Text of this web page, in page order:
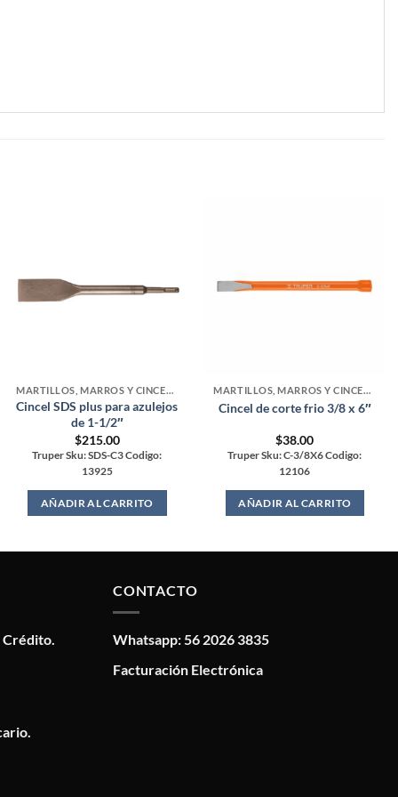
MARTILLOS, MARROS Y CINCELES
Cincel SDS plus para azulejos
de 1-1/2″
$215.00
Truper Sku: SDS-C3 Codigo:
13925
AÑADIR AL CARRITO
MARTILLOS, MARROS Y CINCELES
Cincel de corte frio 3/8 x 6″
$38.00
Truper Sku: C-3/8X6 Codigo:
12106
AÑADIR AL CARRITO
CONTACTO
Whatsapp: 56 2026 3835
Facturación Electrónica